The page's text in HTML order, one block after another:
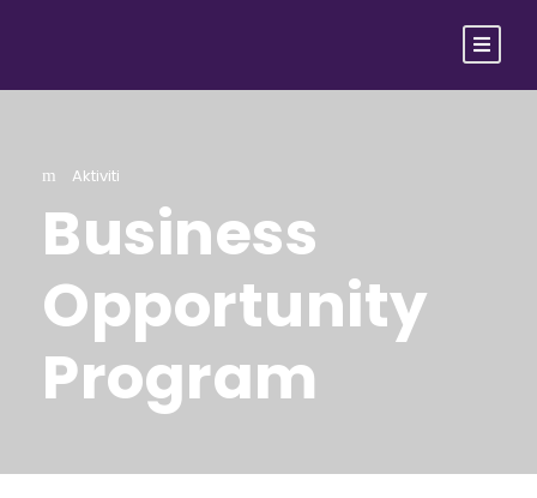
Aktiviti
Business
Opportunity
Program